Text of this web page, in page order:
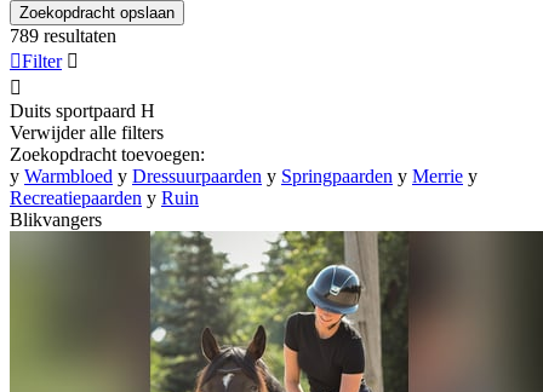
Zoekopdracht opslaan
789 resultaten
Filter 

Duits sportpaard H
Verwijder alle filters
Zoekopdracht toevoegen:
y Warmbloed y Dressuurpaarden y Springpaarden y Merrie y
Recreatiepaarden y Ruin
Blikvangers